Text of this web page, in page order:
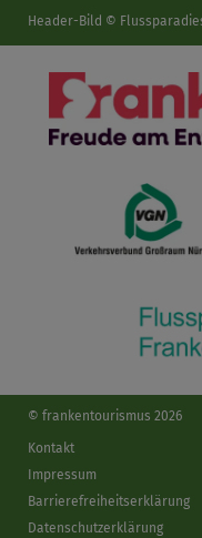
Header-Bild ©
© frankentourismus 2026
Kontakt
Impressum
Barrierefreiheitserklärung
Datenschutzerklärung